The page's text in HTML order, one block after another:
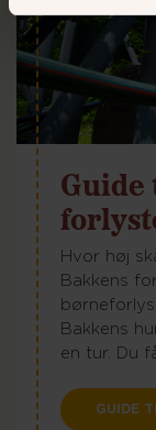
Hvor høj
Bakkens
Bakkens
en tur. Du
GUIDE